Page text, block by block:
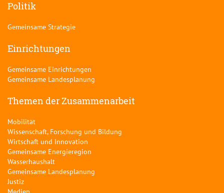
Politik
Gemeinsame Strategie
Einrichtungen
Gemeinsame Einrichtungen
Gemeinsame Landesplanung
Themen der Zusammenarbeit
Mobilität
Wissenschaft, Forschung und Bildung
Wirtschaft und Innovation
Gemeinsame Energieregion
Wasserhaushalt
Gemeinsame Landesplanung
Justiz